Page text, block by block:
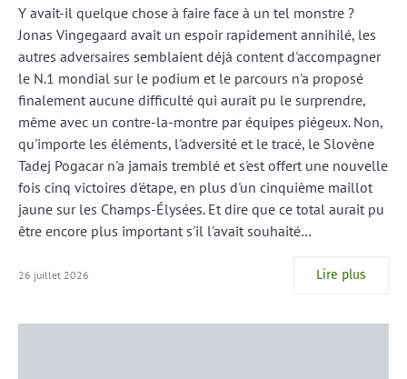
Y avait-il quelque chose à faire face à un tel monstre ?
Jonas Vingegaard avait un espoir rapidement annihilé, les
autres adversaires semblaient déjà content d'accompagner
le N.1 mondial sur le podium et le parcours n'a proposé
finalement aucune difficulté qui aurait pu le surprendre,
même avec un contre-la-montre par équipes piégeux. Non,
qu'importe les éléments, l'adversité et le tracé, le Slovène
Tadej Pogacar n'a jamais tremblé et s'est offert une nouvelle
fois cinq victoires d'étape, en plus d'un cinquième maillot
jaune sur les Champs-Élysées. Et dire que ce total aurait pu
être encore plus important s'il l'avait souhaité…
26 juillet 2026 Lire plus